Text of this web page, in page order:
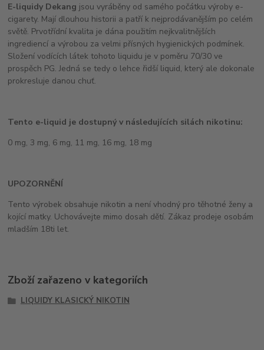
E-liquidy Dekang jsou vyráběny od samého počátku výroby e-
cigarety. Mají dlouhou historii a patří k nejprodávanějším po celém
světě. Prvotřídní kvalita je dána použitím nejkvalitnějších
ingrediencí a výrobou za velmi přísných hygienických podmínek.
Složení vodících látek tohoto liquidu je v poměru 70/30 ve
prospěch PG. Jedná se tedy o lehce řidší liquid, který ale dokonale
prokresluje danou chuť.
Tento e-liquid je dostupný v následujících silách nikotinu:
0 mg, 3 mg, 6 mg, 11 mg, 16 mg, 18 mg
UPOZORNĚNÍ
Tento výrobek obsahuje nikotin a není vhodný pro těhotné ženy a
kojící matky. Uchovávejte mimo dosah dětí. Zákaz prodeje osobám
mladším 18ti let.
Zboží zařazeno v kategoriích
LIQUIDY KLASICKÝ NIKOTIN